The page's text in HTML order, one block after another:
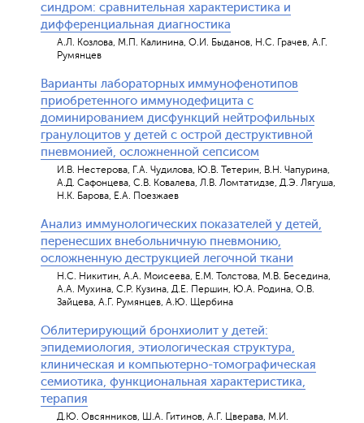
синдром: сравнительная характеристика и
дифференциальная диагностика
А.Л. Козлова, М.П. Калинина, О.И. Быданов, Н.С. Грачев, А.Г.
Румянцев
Варианты лабораторных иммунофенотипов
приобретенного иммунодефицита с
доминированием дисфункций нейтрофильных
гранулоцитов у детей с острой деструктивной
пневмонией, осложненной сепсисом
И.В. Нестерова, Г.А. Чудилова, Ю.В. Тетерин, В.Н. Чапурина,
А.Д. Сафонцева, С.В. Ковалева, Л.В. Ломтатидзе, Д.Э. Лягуша,
Н.К. Барова, Е.А. Поезжаев
Анализ иммунологических показателей у детей,
перенесших внебольничную пневмонию,
осложненную деструкцией легочной ткани
Н.С. Никитин, А.А. Моисеева, Е.М. Толстова, М.В. Беседина,
А.А. Мухина, С.Р. Кузина, Д.Е. Першин, Ю.А. Родина, О.В.
Зайцева, А.Г. Румянцев, А.Ю. Щербина
Облитерирующий бронхиолит у детей:
эпидемиология, этиологическая структура,
клиническая и компьютерно-томографическая
семиотика, функциональная характеристика,
терапия
Д.Ю. Овсянников, Ш.А. Гитинов, А.Г. Цверава, М.И.